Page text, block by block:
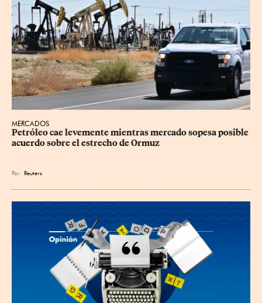
MERCADOS
Petróleo cae levemente mientras mercado sopesa posible
acuerdo sobre el estrecho de Ormuz
Por Reuters